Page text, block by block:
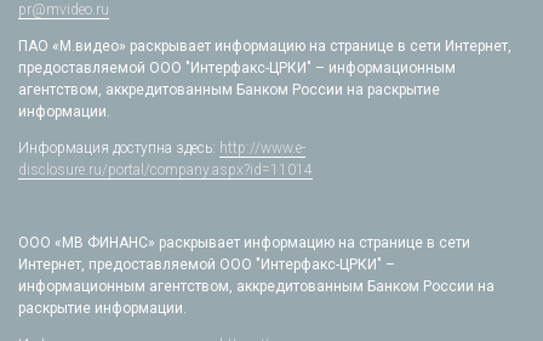
pr@mvideo.ru
ПАО «М.видео» раскрывает информацию на странице в сети Интернет,
предоставляемой ООО "Интерфакс-ЦРКИ" – информационным
агентством, аккредитованным Банком России на раскрытие
информации.
Информация доступна здесь: http://www.e-
disclosure.ru/portal/company.aspx?id=11014
ООО «МВ ФИНАНС» раскрывает информацию на странице в сети
Интернет, предоставляемой ООО "Интерфакс-ЦРКИ" –
информационным агентством, аккредитованным Банком России на
раскрытие информации.